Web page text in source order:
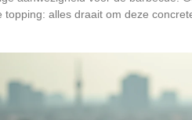
topping: alles draait om deze